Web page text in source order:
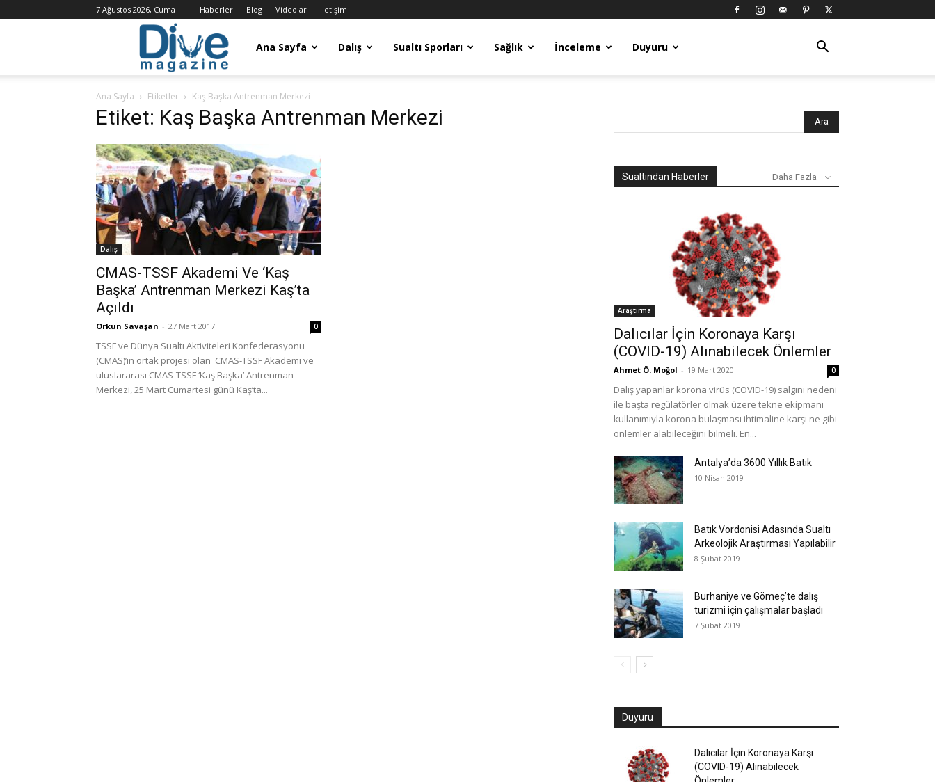
7 Ağustos 2026, Cuma Haberler Blog Videolar İletişim
Dalış
Dergisi
/
Dive
Magazine
Ana Sayfa Dalış Sualtı Sporları Sağlık İnceleme Duyuru
Ana Sayfa Etiketler Kaş Başka Antrenman Merkezi
Etiket: Kaş Başka Antrenman Merkezi
Dalış
CMAS-TSSF Akademi Ve ‘Kaş
Başka’ Antrenman Merkezi Kaş’ta
Açıldı
Orkun Savaşan - 27 Mart 2017 0
TSSF ve Dünya Sualtı Aktiviteleri Konfederasyonu
(CMAS)’ın ortak projesi olan CMAS-TSSF Akademi ve
uluslararası CMAS-TSSF ‘Kaş Başka’ Antrenman
Merkezi, 25 Mart Cumartesi günü Kaş’ta...
Sualtından Haberler Daha Fazla
Araştırma
Dalıcılar İçin Koronaya Karşı
(COVID-19) Alınabilecek Önlemler
Ahmet Ö. Moğol - 19 Mart 2020 0
Dalış yapanlar korona virüs (COVID-19) salgını nedeni
ile başta regülatörler olmak üzere tekne ekipmanı
kullanımıyla korona bulaşması ihtimaline karşı ne gibi
önlemler alabileceğini bilmeli. En...
Antalya’da 3600 Yıllık Batık
10 Nisan 2019
Batık Vordonisi Adasında Sualtı
Arkeolojik Araştırması Yapılabilir
8 Şubat 2019
Burhaniye ve Gömeç’te dalış
turizmi için çalışmalar başladı
7 Şubat 2019
Duyuru
Dalıcılar İçin Koronaya Karşı
(COVID-19) Alınabilecek